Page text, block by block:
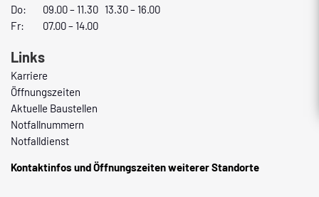
Do:
09.00 – 11.30 13.30 – 16.00
Fr:
07.00 – 14.00
Links
Karriere
Öffnungszeiten
Aktuelle Baustellen
Notfallnummern
Notfalldienst
Kontaktinfos und Öffnungszeiten weiterer Standorte